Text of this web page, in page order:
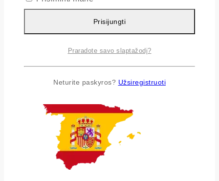
Airija
Prisijungti
Praradote savo slaptažodį?
Neturite paskyros? Užsiregistruoti